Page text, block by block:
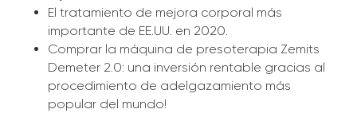
El tratamiento de mejora corporal más
importante de EE.UU. en 2020.
Comprar la máquina de presoterapia Zemits
Demeter 2.0: una inversión rentable gracias al
procedimiento de adelgazamiento más
popular del mundo!